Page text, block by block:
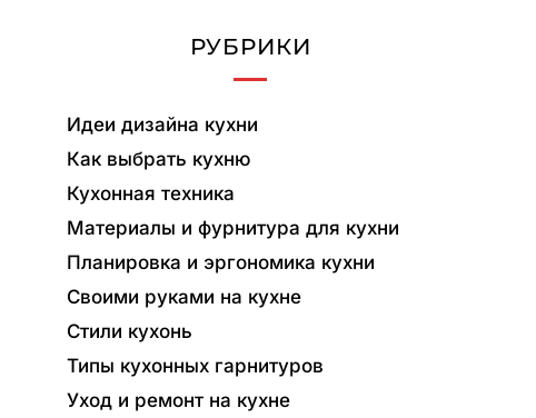
РУБРИКИ
Идеи дизайна кухни
Как выбрать кухню
Кухонная техника
Материалы и фурнитура для кухни
Планировка и эргономика кухни
Своими руками на кухне
Стили кухонь
Типы кухонных гарнитуров
Уход и ремонт на кухне